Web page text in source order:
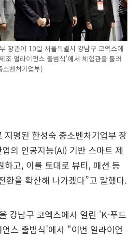
장관이 10일 서울특별시 강남구 코엑스에
조 얼라이언스 출범식'에서 체험관을 둘러
벤처기업부)
지명된 한성숙 중소벤처기업부 장
의 인공지능(AI) 기반 스마트 제
하고, 이를 토대로 뷰티, 패션 등
환을 확산해 나가겠다”고 말했다.
강남구 코엑스에서 열린 'K-푸드
스 출범식'에서 "이번 얼라이언